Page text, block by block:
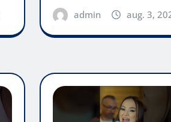
admin aug. 3,